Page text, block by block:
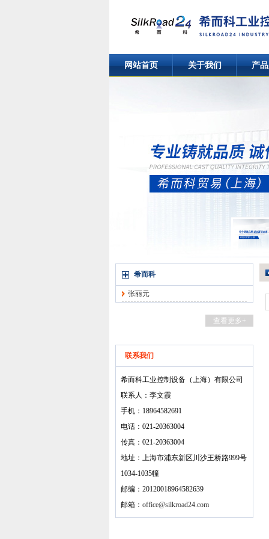
网站首页 关于我们 产
希而科
张丽元
查看更多+
联系我们
希而科工业控制设备（上海）有限公司
联系人：李文霞
手机：18964582691
电话：021-20363004
传真：021-20363004
地址：上海市浦东新区川沙王桥路999号
1034-1035幢
邮编：20120018964582639
邮箱： office@silkroad24.com